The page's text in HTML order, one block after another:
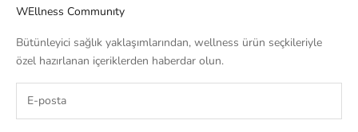
WEllness Communıty
Bütünleyici sağlık yaklaşımlarından, wellness ürün seçkileriyle
özel hazırlanan içeriklerden haberdar olun.